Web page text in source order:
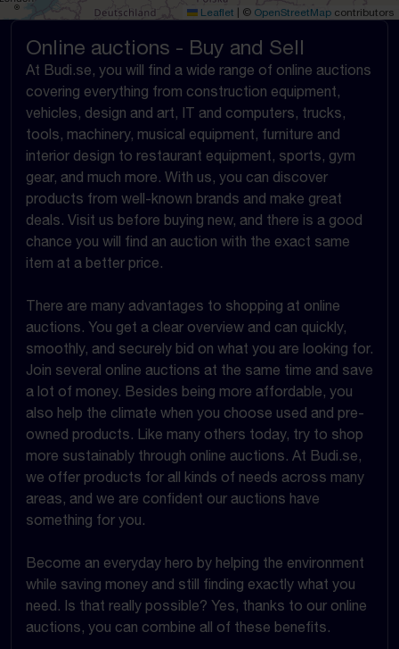
Leaflet © OpenStreetMap contributors
Online auctions - Buy and Sell
At Budi.se, you will find a wide range of online auctions
covering everything from construction equipment,
vehicles, design and art, IT and computers, trucks,
tools, machinery, musical equipment, furniture and
interior design to restaurant equipment, sports, gym
gear, and much more. With us, you can discover
products from well-known brands and make great
deals. Visit us before buying new, and there is a good
chance you will find an auction with the exact same
item at a better price.
There are many advantages to shopping at online
auctions. You get a clear overview and can quickly,
smoothly, and securely bid on what you are looking for.
Join several online auctions at the same time and save
a lot of money. Besides being more affordable, you
also help the climate when you choose used and pre-
owned products. Like many others today, try to shop
more sustainably through online auctions. At Budi.se,
we offer products for all kinds of needs across many
areas, and we are confident our auctions have
something for you.
Become an everyday hero by helping the environment
while saving money and still finding exactly what you
need. Is that really possible? Yes, thanks to our online
auctions, you can combine all of these benefits.